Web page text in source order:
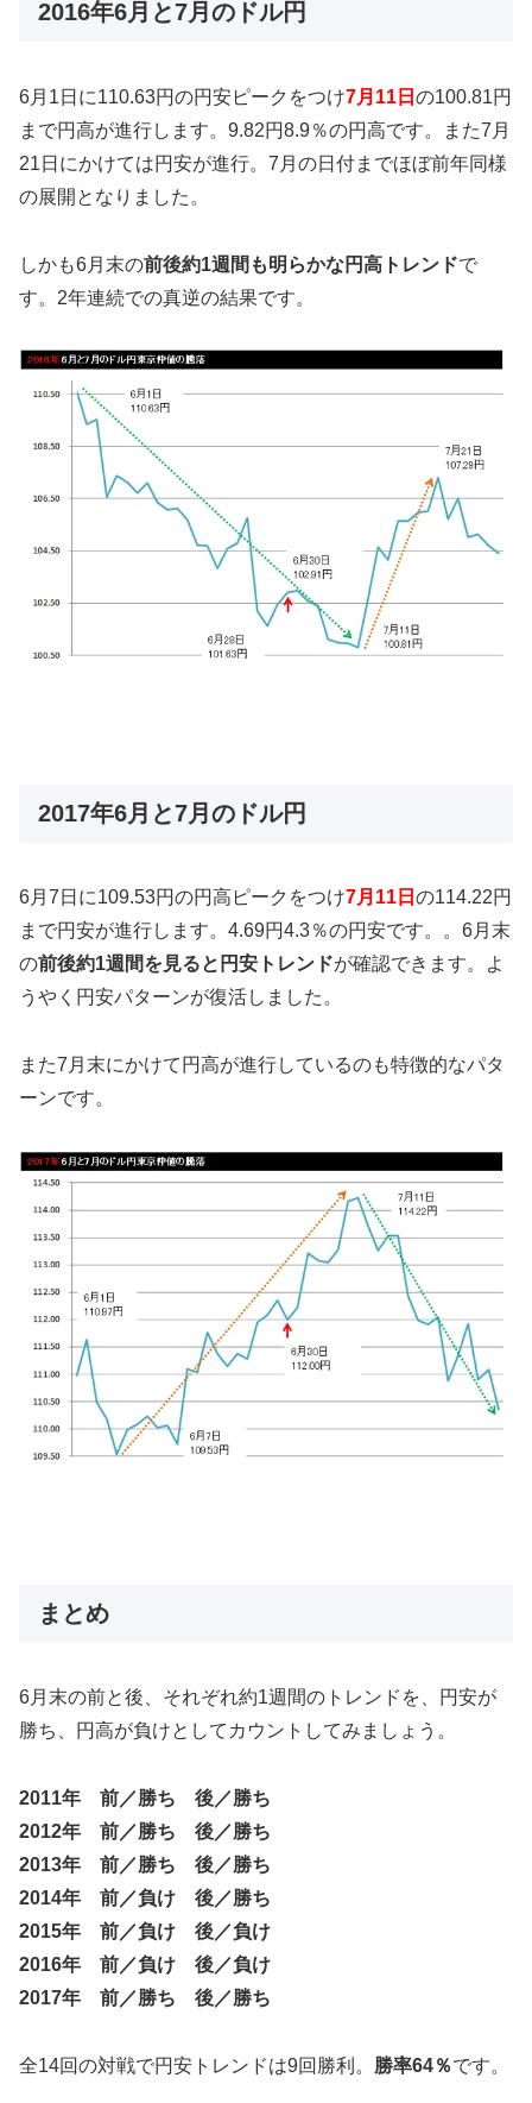
2016年6月と7月のドル円
6月1日に110.63円の円安ピークをつけ7月11日 の100.81円
まで円高が進行します。9.82円8.9％の円高です。また7月
21日にかけては円安が進行。7月の日付までほぼ前年同様
の展開となりました。
しかも6月末の前後約1週間も明らかな円高トレンドで
す。2年連続での真逆の結果です。
2017年6月と7月のドル円
6月7日に109.53円の円高ピークをつけ7月11日 の114.22円
まで円安が進行します。4.69円4.3％の円安です。。6月末
の前後約1週間を見ると円安トレンドが確認できます。よ
うやく円安パターンが復活しました。
また7月末にかけて円高が進行しているのも特徴的なパタ
ーンです。
まとめ
6月末の前と後、それぞれ約1週間のトレンドを、円安が
勝ち、円高が負けとしてカウントしてみましょう。
2011年 前／勝ち 後／勝ち
2012年 前／勝ち 後／勝ち
2013年 前／勝ち 後／勝ち
2014年 前／負け 後／勝ち
2015年 前／負け 後／負け
2016年 前／負け 後／負け
2017年 前／勝ち 後／勝ち
全14回の対戦で円安トレンドは9回勝利。 勝率64％です。